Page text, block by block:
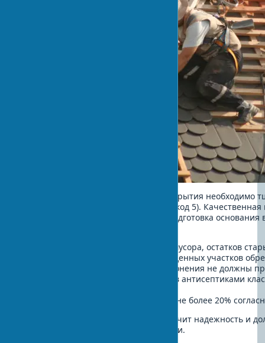
Перед началом установки нового покрытия необходимо
согласно требованиям EN 1995 (Еврокод 5).
надежной кровли на десятилетия. Подготовка
Полную очистку поверхности от мусора, остатков
Выравнивание и ремонт поврежденных участков
Проверку геометрии скатов (отклонения не должны
Обработку деревянных элементов антисептиками
Контроль влажности древесины (не более 20%
Такая тщательная подготовка обеспечит надежность и
системы на весь период эксплуатации.